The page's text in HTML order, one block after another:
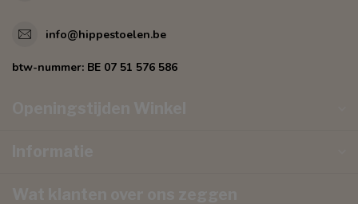
info@hippestoelen.be
btw-nummer: BE 07 51 576 586